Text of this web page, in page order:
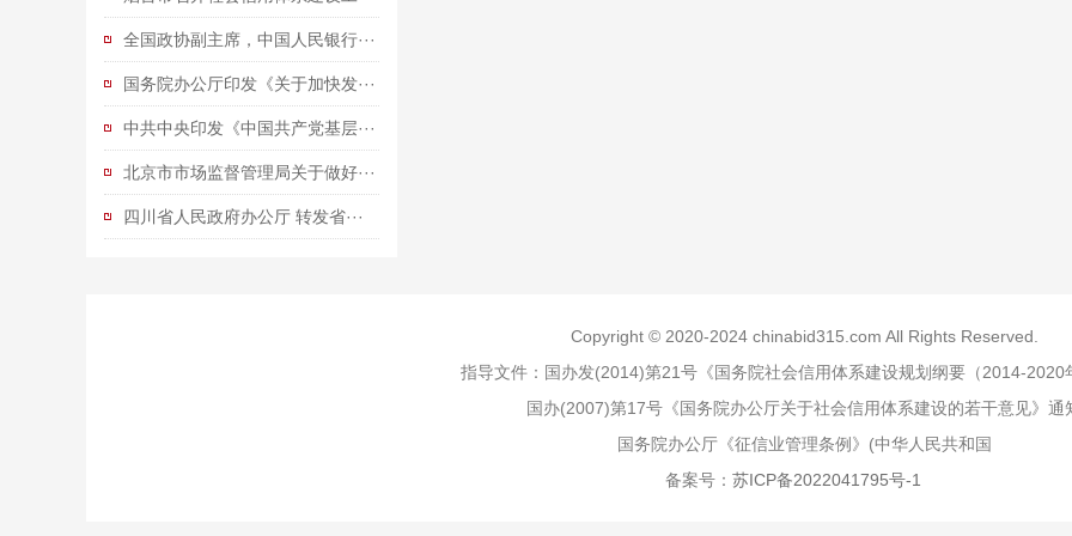
全国政协副主席，中国人民银行···
国务院办公厅印发《关于加快发···
中共中央印发《中国共产党基层···
北京市市场监督管理局关于做好···
四川省人民政府办公厅 转发省···
Copyright © 2020-2024 chinabid315.com All Rights Reserved.
指导文件：国办发(2014)第21号《国务院社会信用体系建设规划纲要（2014-2020
国办(2007)第17号《国务院办公厅关于社会信用体系建设的若干意见》通
国务院办公厅《征信业管理条例》(中华人民共和国
备案号： 苏ICP备2022041795号-1